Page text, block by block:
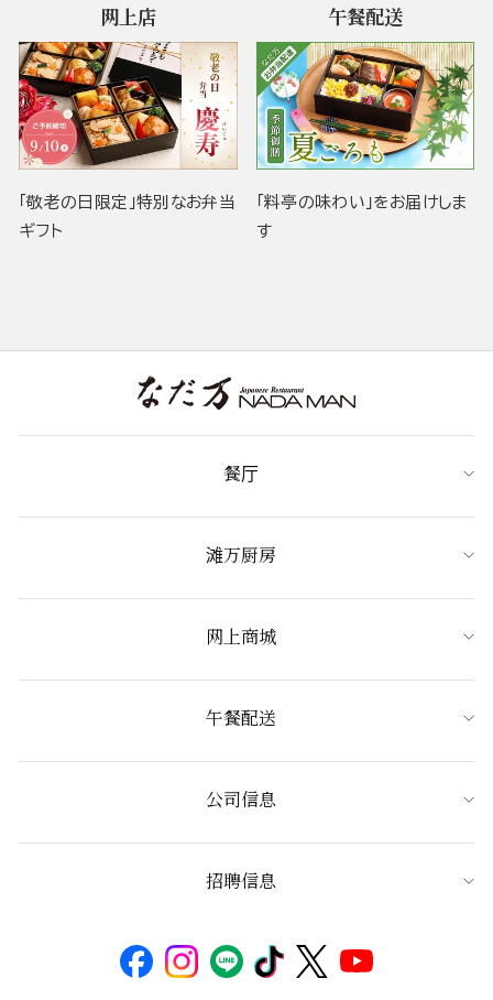
网上店
「敬老の日限定」特別なお弁当
ギフト
午餐配送
「料亭の味わい」をお届けしま
す
餐厅
滩万厨房
网上商城
午餐配送
公司信息
招聘信息